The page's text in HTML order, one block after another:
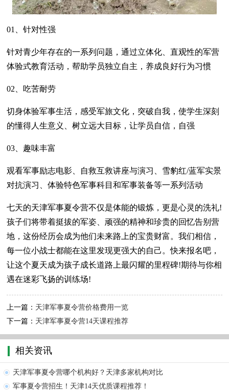
01、针对性强
针对青少年存在的一系列问题，通过立体化、直观性的军营
体验式教育活动，帮助学员独立自主，养成良好行为习惯
02、吃苦耐劳
切身体验军事生活，感受军旅文化，突破自我，使学生深刻
的懂得人生意义、树立远大目标，让学员自信，自强
03、趣味丰富
观看军事励志电影、自救互救讲座与演习、雪豹红/蓝军实景
对抗演习、体验特色军事科目和军事装备等一系列活动
七天的天津军事夏令营不仅是体能的锻炼，更是心灵的洗礼!
孩子们将带着挺拔的军姿、顽强的精神和珍贵的回忆告别营
地，这份经历会成为他们未来路上的宝贵财富。我们相信，
每一位小战士都能在这里发现更强大的自己。快来报名吧，
让这个夏天成为孩子成长道路上最闪耀的里程碑!期待与你相
遇在迷彩飞扬的训练场!
上一篇： 天津军事夏令营价格费用一览
下一篇： 天津军事夏令营14天课程推荐
相关资讯
天津军事夏令营哪个机构好？天津多家机构对比
军事夏令营招生！天津14天优质课程推荐！